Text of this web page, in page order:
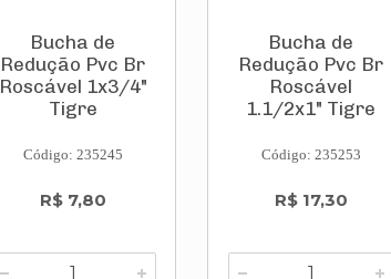
Bucha de
Redução Pvc Br
Roscável 1x3/4"
Tigre
Código: 235245
R$ 7,80
Bucha de
Redução Pvc Br
Roscável
1.1/2x1" Tigre
Código: 235253
R$ 17,30